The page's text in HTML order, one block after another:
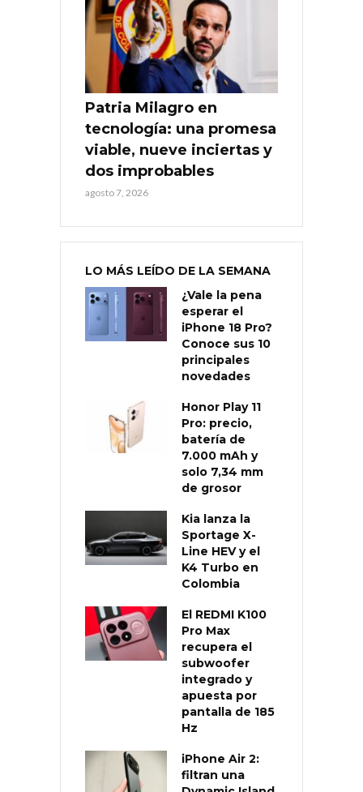
Patria Milagro en
tecnología: una promesa
viable, nueve inciertas y
dos improbables
agosto 7, 2026
LO MÁS LEÍDO DE LA SEMANA
¿Vale la pena
esperar el
iPhone 18 Pro?
Conoce sus 10
principales
novedades
Honor Play 11
Pro: precio,
batería de
7.000 mAh y
solo 7,34 mm
de grosor
Kia lanza la
Sportage X-
Line HEV y el
K4 Turbo en
Colombia
El REDMI K100
Pro Max
recupera el
subwoofer
integrado y
apuesta por
pantalla de 185
Hz
iPhone Air 2:
filtran una